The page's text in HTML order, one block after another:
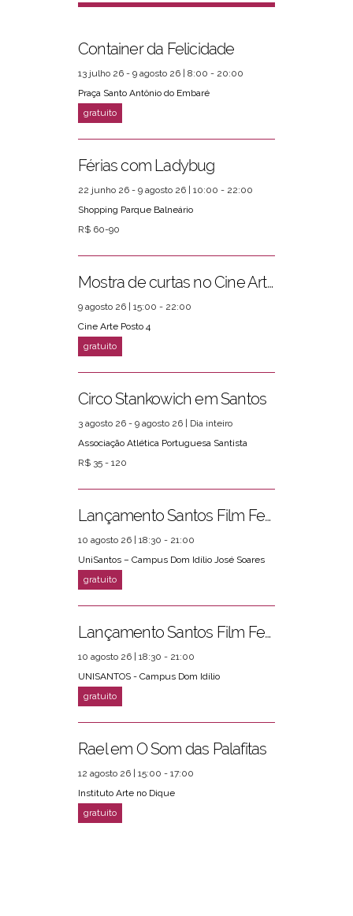
Container da Felicidade
13 julho 26 - 9 agosto 26 | 8:00 - 20:00
Praça Santo Antônio do Embaré
Férias com Ladybug
22 junho 26 - 9 agosto 26 | 10:00 - 22:00
Shopping Parque Balneário
R$ 60-90
Mostra de curtas no Cine Arte Posto 4
9 agosto 26 | 15:00 - 22:00
Cine Arte Posto 4
Circo Stankowich em Santos
3 agosto 26 - 9 agosto 26 | Dia inteiro
Associação Atlética Portuguesa Santista
R$ 35 - 120
Lançamento Santos Film Fest
10 agosto 26 | 18:30 - 21:00
UniSantos – Campus Dom Idílio José Soares
Lançamento Santos Film Fest
10 agosto 26 | 18:30 - 21:00
UNISANTOS - Campus Dom Idílio
Rael em O Som das Palafitas
12 agosto 26 | 15:00 - 17:00
Instituto Arte no Dique